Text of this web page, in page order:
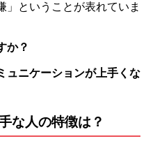
」ということが表れていま
か？
ュニケーションが上手くな
な人の特徴は？